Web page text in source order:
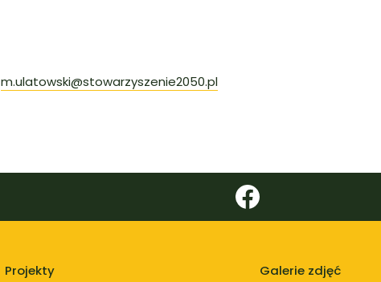
m.ulatowski@stowarzyszenie2050.pl
Projekty Galerie zdjęć